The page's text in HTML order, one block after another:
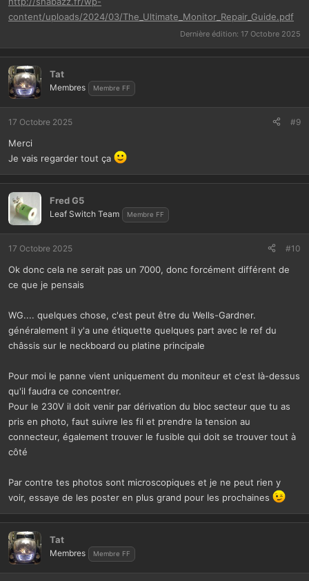
content/uploads/2024/03/The_Ultimate_Monitor_Repair_Guide.pdf
Dernière édition: 17 Octobre 2025
Tat
Membres Membre FF
17 Octobre 2025 #9
Merci
Je vais regarder tout ça
Fred G5
Leaf Switch Team Membre FF
17 Octobre 2025 #10
Ok donc cela ne serait pas un 7000, donc forcément différent de
ce que je pensais
WG.... quelques chose, c'est peut être du Wells-Gardner.
généralement il y'a une étiquette quelques part avec le ref du
châssis sur le neckboard ou platine principale
Pour moi le panne vient uniquement du moniteur et c'est là-dessus
qu'il faudra ce concentrer.
Pour le 230V il doit venir par dérivation du bloc secteur que tu as
pris en photo, faut suivre les fil et prendre la tension au
connecteur, également trouver le fusible qui doit se trouver tout à
côté
Par contre tes photos sont microscopiques et je ne peut rien y
voir, essaye de les poster en plus grand pour les prochaines
Tat
Membres Membre FF